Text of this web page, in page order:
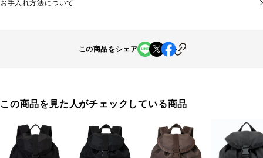
お手入れ方法について
この商品をシェア
この商品を見た人がチェックしている商品